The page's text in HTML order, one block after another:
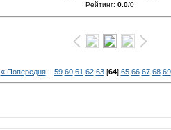
Рейтинг: 0.0/0
« Попередня| 59 60 61 62 63[64] 65 66 67 68 69